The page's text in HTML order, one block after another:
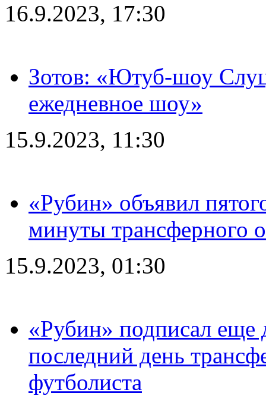
16.9.2023, 17:30
Зотов: «Ютуб-шоу
ежедневное шоу»
15.9.2023, 11:30
«Рубин» объявил
минуты трансферного
15.9.2023, 01:30
«Рубин» подписал еще
последний день
футболиста